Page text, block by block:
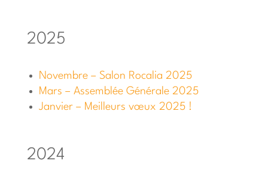
2025
Novembre – Salon Rocalia 2025
Mars – Assemblée Générale 2025
Janvier – Meilleurs vœux 2025 !
2024